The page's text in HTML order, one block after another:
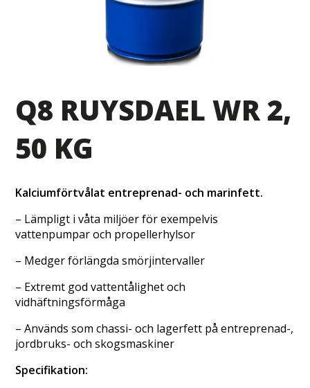
Q8 RUYSDAEL WR 2,
50 KG
Kalciumförtvålat entreprenad- och marinfett.
– Lämpligt i våta miljöer för exempelvis
vattenpumpar och propellerhylsor
– Medger förlängda smörjintervaller
– Extremt god vattentålighet och
vidhäftningsförmåga
– Används som chassi- och lagerfett på entreprenad-,
jordbruks- och skogsmaskiner
Specifikation: